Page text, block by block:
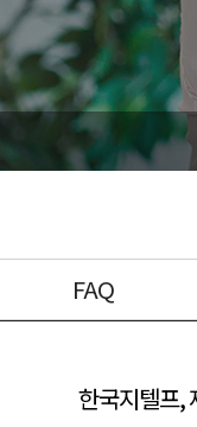
FAQ
한국지텔프,